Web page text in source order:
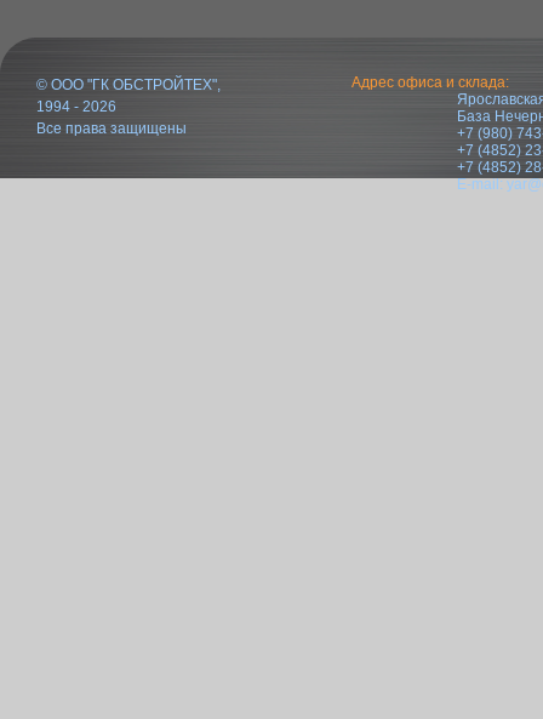
© ООО "ГК ОБСТРОЙТЕХ",
1994 - 2026
Все права защищены
Адрес офиса и склада:
База
+7 (980)
+7 (4852)
+7 (4852)
E-mail: